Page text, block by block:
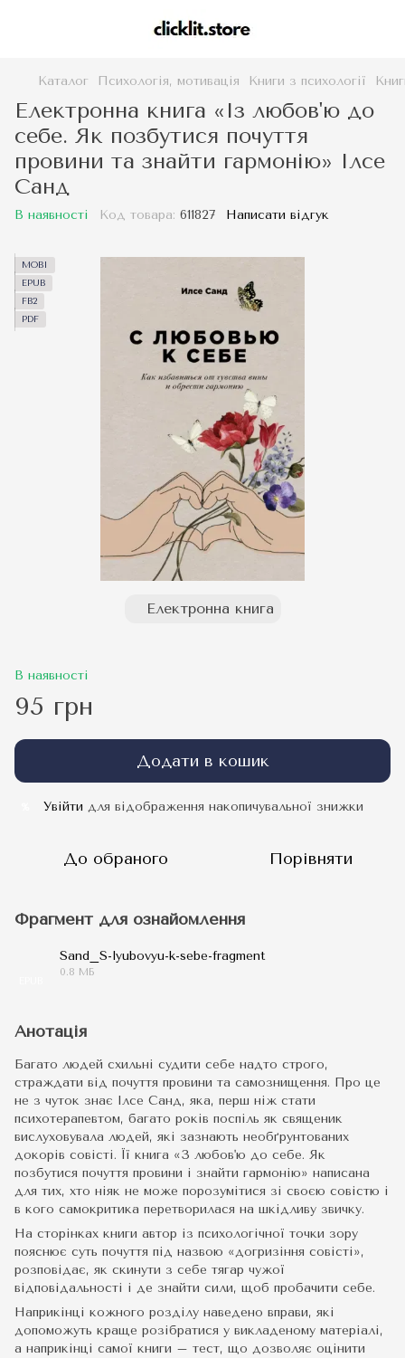
Каталог Психологія, мотивація Книги з психології
Електронна книга «Із любов'ю до
себе. Як позбутися почуття
провини та знайти гармонію» Ілсе
Санд
В наявності Код товара: 611827 Написати відгук
MOBI
EPUB
FB2
PDF
Електронна книга
В наявності
95 грн
Додати в кошик
Увійти для відображення накопичувальної знижки
До обраного Порівняти
Фрагмент для ознайомлення
Sand_S-lyubovyu-k-sebe-fragment
0.8 МБ
Анотація
Багато людей схильні судити себе надто строго,
страждати від почуття провини та самознищення. Про це
не з чуток знає Ілсе Санд, яка, перш ніж стати
психотерапевтом, багато років поспіль як священик
вислуховувала людей, які зазнають необґрунтованих
докорів совісті. Її книга «З любов'ю до себе. Як
позбутися почуття провини і знайти гармонію» написана
для тих, хто ніяк не може порозумітися зі своєю совістю і
в кого самокритика перетворилася на шкідливу звичку.
На сторінках книги автор із психологічної точки зору
пояснює суть почуття під назвою «догризіння совісті»,
розповідає, як скинути з себе тягар чужої
відповідальності і де знайти сили, щоб пробачити себе.
Наприкінці кожного розділу наведено вправи, які
допоможуть краще розібратися у викладеному матеріалі,
а наприкінці самої книги – тест, що дозволяє оцінити